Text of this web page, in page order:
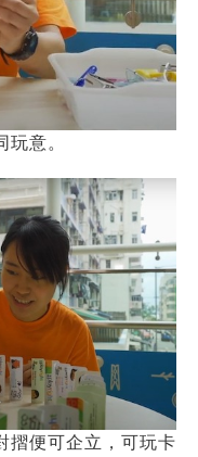
意。
摺便可企立，可玩卡